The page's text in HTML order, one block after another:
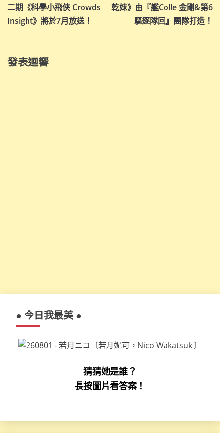
導
覽
二期《科學小飛俠 Crowds
Insight》將於7月放送！
乾妹》由『艦Colle 金剛&第6
驅逐隊回』團隊打造！
發表迴響
● 今日我最美 ●
猜猜她是誰？
長按圖片看答案！